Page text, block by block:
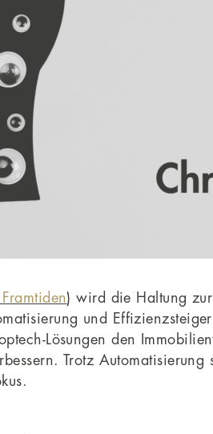
) wird die Haltung
und
Lösungen den
Trotz